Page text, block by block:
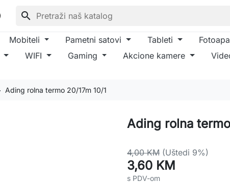
search
Mobiteli Pametni satovi Tableti
WIFI Gaming Akcione kamere
Ading rolna termo 20/17m 10/1
Ading rolna
4,00 KM (Uštedi 9%)
3,60 KM
s PDV-om